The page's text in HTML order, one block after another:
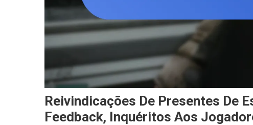
Reivindicações De Presentes De
Feedback, Inquéritos Aos